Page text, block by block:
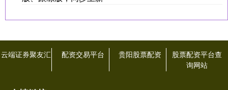
云端证券聚友汇 配资交易平台 贵阳股票配资
股票配资平台查
询网站